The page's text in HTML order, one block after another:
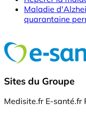
Maladie
quarantaine
Sites du Groupe
Medisite.fr E-santé.fr